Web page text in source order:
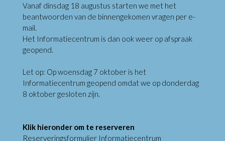
Vanaf dinsdag 18 augustus starten we met het
beantwoorden van de binnengekomen vragen per e-
mail.
Het Informatiecentrum is dan ook weer op afspraak
geopend.
Let op: Op woensdag 7 oktober is het
Informatiecentrum geopend omdat we op donderdag
8 oktober gesloten zijn.
Klik hieronder om te reserveren
Reserveringsformulier Informatiecentrum